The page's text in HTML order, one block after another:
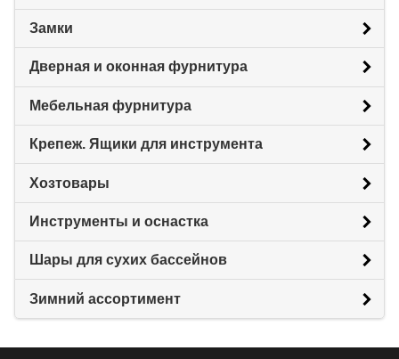
Замки
Дверная и оконная фурнитура
Мебельная фурнитура
Крепеж. Ящики для инструмента
Хозтовары
Инструменты и оснастка
Шары для сухих бассейнов
Зимний ассортимент